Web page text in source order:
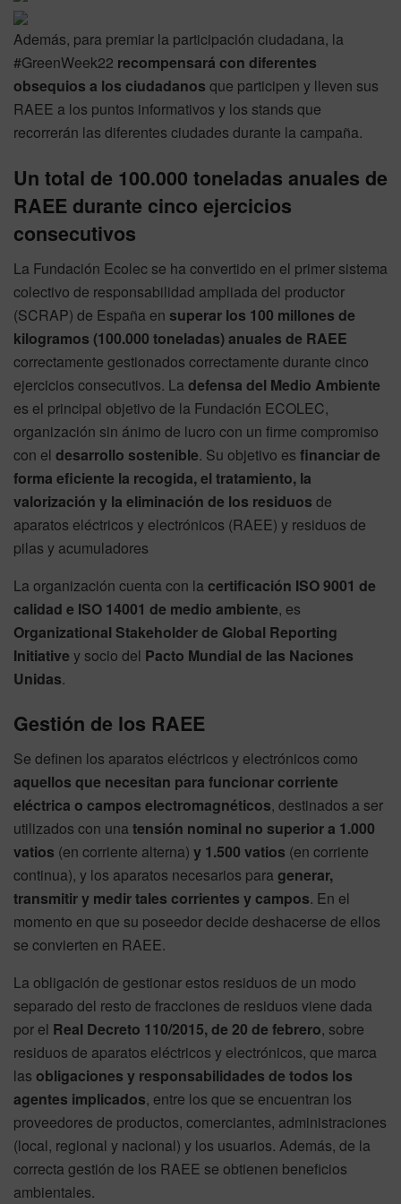
Además, para premiar la participación ciudadana, la
#GreenWeek22 recompensará con diferentes
obsequios a los ciudadanos que participen y lleven sus
RAEE a los puntos informativos y los stands que
recorrerán las diferentes ciudades durante la campaña.
Un total de 100.000 toneladas anuales de
RAEE durante cinco ejercicios
consecutivos
La Fundación Ecolec se ha convertido en el primer sistema
colectivo de responsabilidad ampliada del productor
(SCRAP) de España en superar los 100 millones de
kilogramos (100.000 toneladas) anuales de RAEE
correctamente gestionados correctamente durante cinco
ejercicios consecutivos. La defensa del Medio Ambiente
es el principal objetivo de la Fundación ECOLEC,
organización sin ánimo de lucro con un firme compromiso
con el desarrollo sostenible. Su objetivo es financiar de
forma eficiente la recogida, el tratamiento, la
valorización y la eliminación de los residuos de
aparatos eléctricos y electrónicos (RAEE) y residuos de
pilas y acumuladores
La organización cuenta con la certificación ISO 9001 de
calidad e ISO 14001 de medio ambiente, es
Organizational Stakeholder de Global Reporting
Initiative y socio del Pacto Mundial de las Naciones
Unidas.
Gestión de los RAEE
Se definen los aparatos eléctricos y electrónicos como
aquellos que necesitan para funcionar corriente
eléctrica o campos electromagnéticos, destinados a ser
utilizados con unatensión nominal no superior a 1.000
vatios (en corriente alterna) y 1.500 vatios (en corriente
continua), y los aparatos necesarios paragenerar,
transmitir y medir tales corrientes y campos. En el
momento en que su poseedor decide deshacerse de ellos
se convierten en RAEE.
La obligación de gestionar estos residuos de un modo
separado del resto de fracciones de residuos viene dada
por el Real Decreto 110/2015, de 20 de febrero, sobre
residuos de aparatos eléctricos y electrónicos, que marca
las obligaciones y responsabilidades de todos los
agentes implicados, entre los que se encuentran los
proveedores de productos, comerciantes, administraciones
(local, regional y nacional) y los usuarios. Además, de la
correcta gestión de los RAEE se obtienen beneficios
ambientales.